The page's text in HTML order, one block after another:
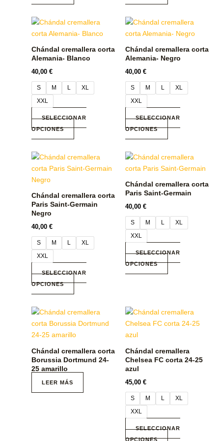
página
de
producto
página
de
producto
Chándal cremallera corta
Alemania- Blanco
40,00 €
S M L
XL
XXL
SELECCIONAR
OPCIONES
Este
producto
múltiples
opciones
página
de
Chándal cremallera corta
Alemania- Negro
40,00 €
S M L
XL
XXL
SELECCIONAR
OPCIONES
Este
producto
múltiples
opciones
página
de
producto
Chándal cremallera corta
Paris Saint-Germain
Negro
40,00 €
S M L
XL
XXL
SELECCIONAR
OPCIONES
Este
producto
variantes.
se
pueden
en
la
página
producto
Chándal cremallera corta
Paris Saint-Germain
40,00 €
S M L
XL
XXL
SELECCIONAR
OPCIONES
Este
producto
múltiples
opciones
producto
Chándal cremallera corta
Borussia Dortmund 24-
25 amarillo
LEER MÁS
Chándal cremallera
Chelsea FC corta 24-25
azul
45,00 €
S M L
XL
XXL
SELECCIONAR
OPCIONES
Este
producto
variantes.
se
pueden
en
la